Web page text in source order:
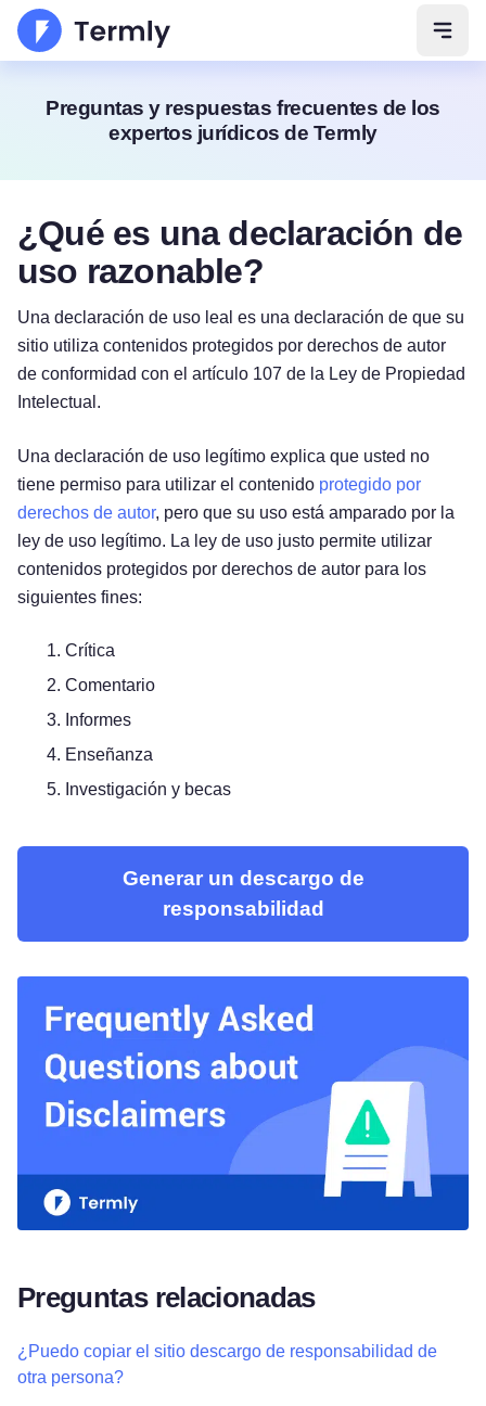
Abrir
Preguntas y respuestas frecuentes de los
expertos jurídicos de Termly
¿Qué es una declaración de
uso razonable?
Una declaración de uso leal es una declaración de que su
sitio utiliza contenidos protegidos por derechos de autor
de conformidad con el artículo 107 de la Ley de Propiedad
Intelectual.
Una declaración de uso legítimo explica que usted no
tiene permiso para utilizar el contenido protegido por
derechos de autor, pero que su uso está amparado por la
ley de uso legítimo. La ley de uso justo permite utilizar
contenidos protegidos por derechos de autor para los
siguientes fines:
Crítica
Comentario
Informes
Enseñanza
Investigación y becas
Generar un descargo de
responsabilidad
Preguntas relacionadas
¿Puedo copiar el sitio descargo de responsabilidad de
otra persona?